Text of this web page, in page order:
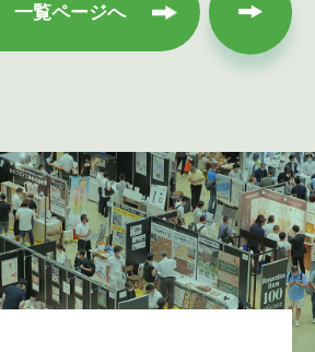
一覧ページへ